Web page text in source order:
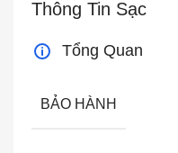
Thông Tin Sạc
Tổng Quan
BẢO HÀNH